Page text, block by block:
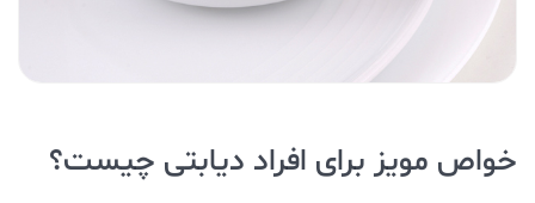
خواص مویز برای افراد دیابتی چیست؟